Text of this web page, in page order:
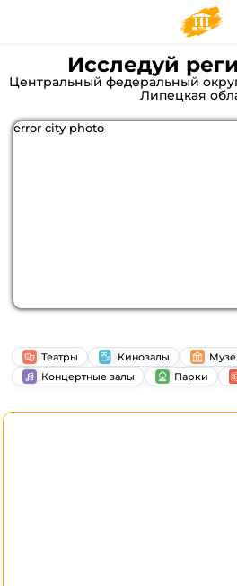
Исследуй
Центральный федеральный
Липецкая
error city photo
Театры Кинозалы
Концертные залы
Парки